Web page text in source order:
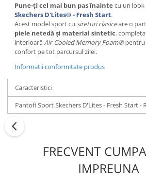
Pune-ți cel mai bun pas înainte cu un look
Skechers D'Lites® - Fresh Start.
Acest model sport cu șireturi clasiceare o
piele netedă și material sintetic,
interioarăAir-Cooled Memory Foam®pentru
confort pe tot parcursul zilei.
Informatii conformitate produs
Caracteristici
Pantofi Sport Skechers D'Lites - Fresh Start -
FRECVENT
IMPREUNA